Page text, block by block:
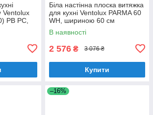
Ventolux
PB PC,
Біла настінна плоска витяжка
для кухні Ventolux PARMA 60
WH, шириною 60 см
В наявності
2 576 ₴ 3 076 ₴
Купити
–16%